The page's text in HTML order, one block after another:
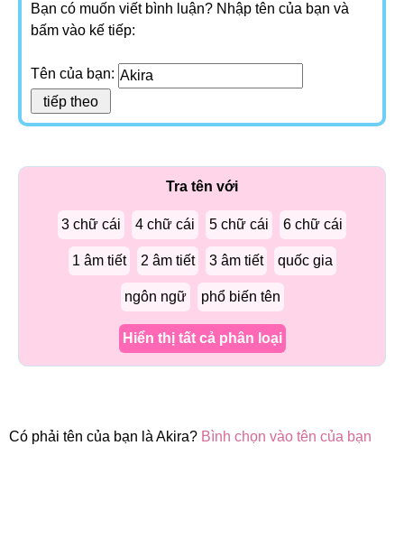
Bạn có muốn viết bình luận? Nhập tên của bạn và
bấm vào kế tiếp:
Tên của bạn:
Tra tên với
3 chữ cái 4 chữ cái 5 chữ cái 6 chữ cái
1 âm tiết 2 âm tiết 3 âm tiết quốc gia
ngôn ngữ phổ biến tên
Hiển thị tất cả phân loại
Có phải tên của bạn là Akira? Bình chọn vào tên của bạn